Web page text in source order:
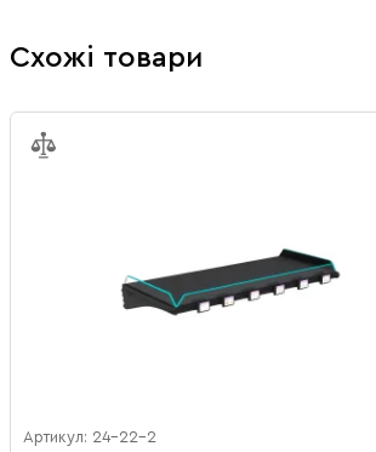
Схожі товари
Артикул: 24-22-2